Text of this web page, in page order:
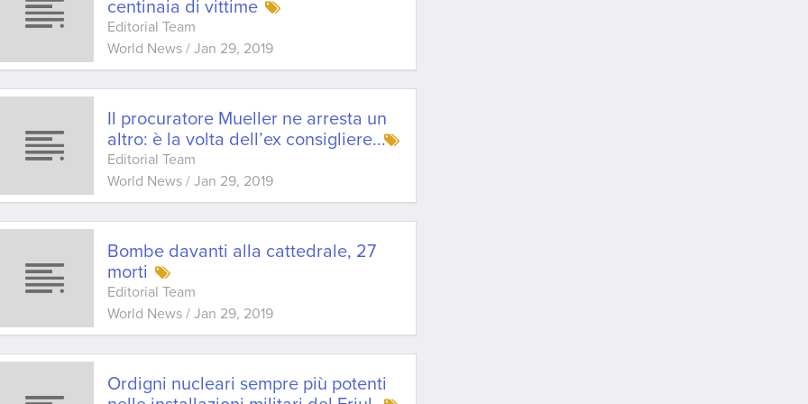
centinaia di vittime
Editorial Team
World News /Jan 29, 2019
Il procuratore Mueller ne arresta un
altro: è la volta dell’ex consigliere...
Editorial Team
World News /Jan 29, 2019
Bombe davanti alla cattedrale, 27
morti
Editorial Team
World News /Jan 29, 2019
Ordigni nucleari sempre più potenti